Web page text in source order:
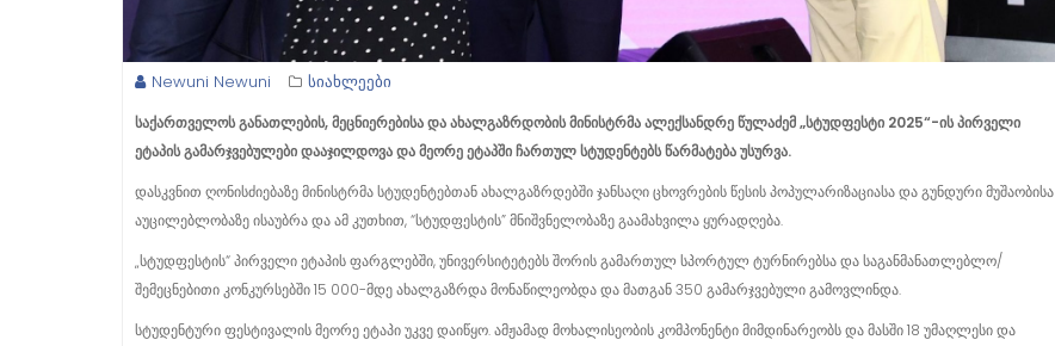
Newuni Newuni სიახლეები
საქართველოსგანათლების,მეცნიერებისადაახალგაზრდობისმინისტრმაალექსანდრეწულაძემ„სტუდფესტი 2025“-ისპირველი
ეტაპისგამარჯვებულებიდააჯილდოვადამეორეეტაპშიჩართულსტუდენტებსწარმატებაუსურვა.
დასკვნით ღონისძიებაზე მინისტრმა სტუდენტებთან ახალგაზრდებში ჯანსაღი ცხოვრების წესის პოპულარიზაციასა და გუნდური მუშაობისა
აუცილებლობაზე ისაუბრა და ამ კუთხით, “სტუდფესტის” მნიშვნელობაზე გაამახვილა ყურადღება.
„სტუდფესტის“ პირველი ეტაპის ფარგლებში, უნივერსიტეტებს შორის გამართულ სპორტულ ტურნირებსა და საგანმანათლებლო/
შემეცნებითი კონკურსებში 15 000-მდე ახალგაზრდა მონაწილეობდა და მათგან 350 გამარჯვებული გამოვლინდა.
სტუდენტური ფესტივალის მეორე ეტაპი უკვე დაიწყო. ამჟამად მოხალისეობის კომპონენტი მიმდინარეობს და მასში 18 უმაღლესი და